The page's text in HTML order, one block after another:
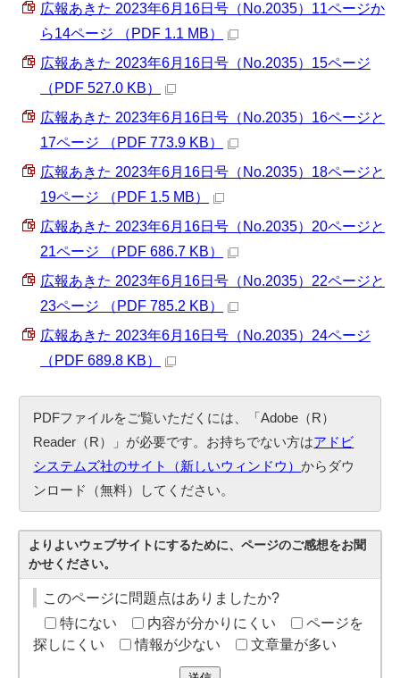
広報あきた 2023年6月16日号（No.2035）11ページか
ら14ページ （PDF 1.1 MB）
広報あきた 2023年6月16日号（No.2035）15ページ
（PDF 527.0 KB）
広報あきた 2023年6月16日号（No.2035）16ページと
17ページ （PDF 773.9 KB）
広報あきた 2023年6月16日号（No.2035）18ページと
19ページ （PDF 1.5 MB）
広報あきた 2023年6月16日号（No.2035）20ページと
21ページ （PDF 686.7 KB）
広報あきた 2023年6月16日号（No.2035）22ページと
23ページ （PDF 785.2 KB）
広報あきた 2023年6月16日号（No.2035）24ページ
（PDF 689.8 KB）
PDFファイルをご覧いただくには、「Adobe（R）
Reader（R）」が必要です。お持ちでない方はアドビ
システムズ社のサイト（新しいウィンドウ）からダウ
ンロード（無料）してください。
よりよいウェブサイトにするために、ページのご感想をお聞
かせください。
このページに問題点はありましたか?
特にない
内容が分かりにくい
ページを
探しにくい
情報が少ない 文章量が多い